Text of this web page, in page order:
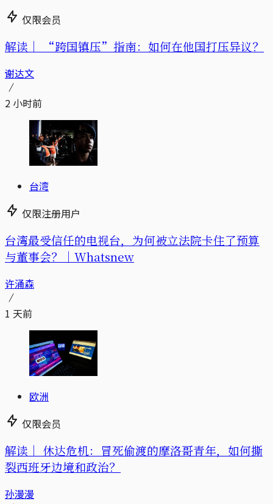
仅限会员
解读｜ “跨国镇压”指南：如何在他国打压异议？
谢达文
2 小时前
台湾
仅限注册用户
台湾最受信任的电视台，为何被立法院卡住了预算
与董事会？｜Whatsnew
许涌森
1 天前
欧洲
仅限会员
解读｜ 休达危机：冒死偷渡的摩洛哥青年，如何撕
裂西班牙边境和政治？
孙漫漫